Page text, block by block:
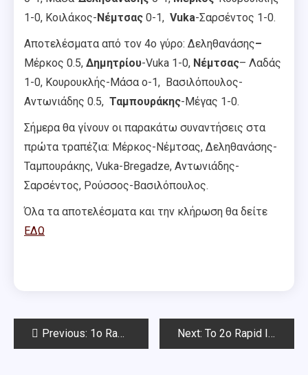
1-0, Κοιλάκος-Νέμτσας 0-1, Vuka-Σαρσέντος 1-0.
Αποτελέσματα από τον 4ο γύρο: Δεληθανάσης–
Μέρκος 0.5, Δημητρίου-Vuka 1-0, Νέμτσας– Λαδάς
1-0, Κουρουκλής-Μάσα ο-1, Βασιλόπουλος-
Αντωνιάδης 0.5, Ταμπουράκης-Μέγας 1-0.
Σήμερα θα γίνουν οι παρακάτω συναντήσεις στα
πρώτα τραπέζια: Μέρκος-Νέμτσας, Δεληθανάσης-
Ταμπουράκης, Vuka-Bregadze, Αντωνιάδης-
Σαρσέντος, Ρούσσος-Βασιλόπουλος.
Όλα τα αποτελέσματα και την κλήρωση θα δείτε
ΕΔΩ
PostPrevious: 1o Rapid Ιουλίου Chess Square 2023-Αποτελέσματα Next: Το 2ο Rapid Ιουλίου & το 4ο Καλοκαιρινό Open Chess Square 2023